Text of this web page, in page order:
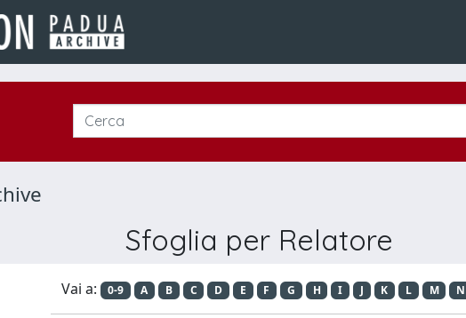
Sfoglia per Relatore
Vai a: 0-9 A B C D E F G H I J K L M N